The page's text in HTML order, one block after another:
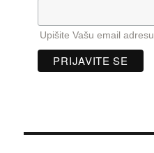
Upišite Vašu email adresu